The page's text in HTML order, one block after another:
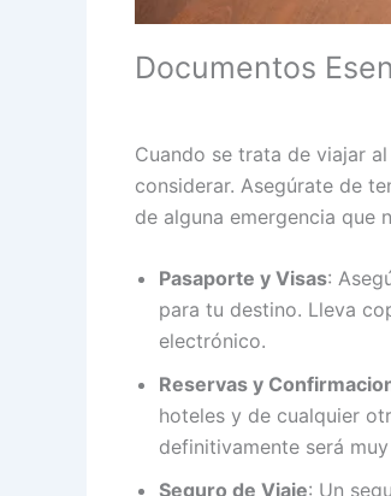
Documentos
Cuando se trata de viajar
considerar. Asegúrate de
de alguna emergencia que
Pasaporte y Visas:
para tu destino. Lleva
electrónico.
Reservas y
hoteles y de cualquier
definitivamente será
Seguro de Viaje: Un